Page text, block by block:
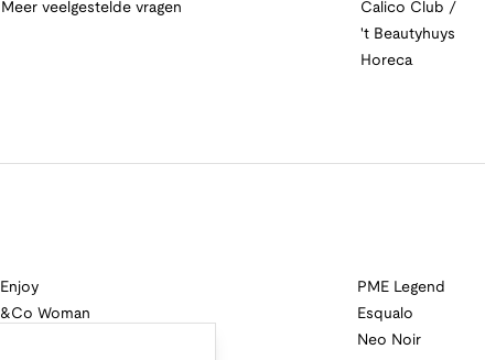
Meer veelgestelde vragen
Calico Club /
't Beautyhuys
Horeca
Enjoy
&Co Woman
PME Legend
Esqualo
Neo Noir